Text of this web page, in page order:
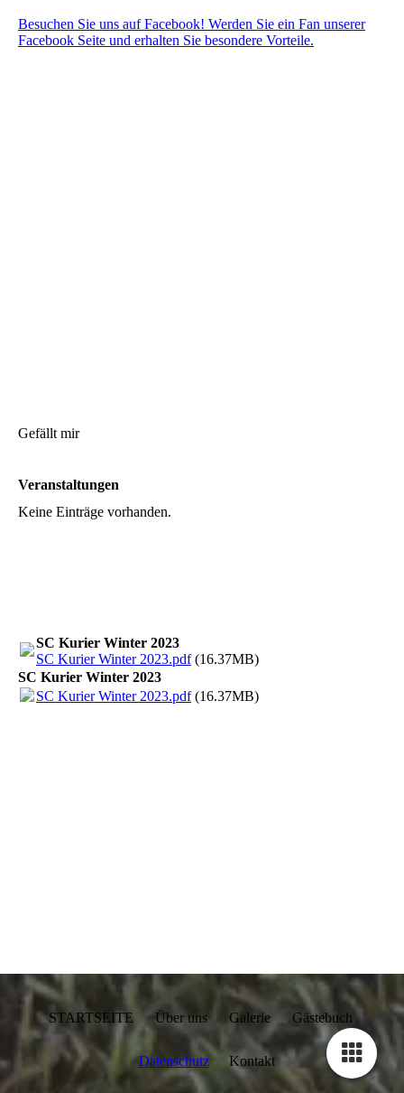
Besuchen Sie uns auf Facebook! Werden Sie ein Fan unserer
Facebook Seite und erhalten Sie besondere Vorteile.
Gefällt mir
Veranstaltungen
Keine Einträge vorhanden.
SC Kurier Winter 2023
SC Kurier Winter 2023.pdf(16.37MB)
SC Kurier Winter 2023
SC Kurier Winter 2023.pdf(16.37MB)
STARTSEITE Über uns Galerie Gästebuch
Datenschutz Kontakt